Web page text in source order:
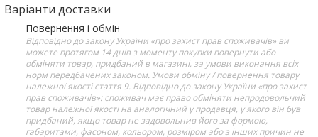
Варіанти доставки
Повернення і обмін
Відповідно до закону України «про захист прав споживачів» ви
можете протягом 14 днів з моменту покупки повернути або
обміняти товар, придбаний в магазині, за умови виконання всіх
норм передбачених законом. Умови обміну / повернення товару
належної якості стаття 9. Відповідно до закону України «про захист
прав споживачів»: споживач має право обміняти непродовольчий
товар належної якості на аналогічний у продавця, у якого він був
придбаний, якщо товар не задовольнив його за формою,
габаритами, фасоном, кольором, розміром або з інших причин не